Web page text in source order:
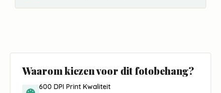
Waarom kiezen voor dit fotobehang?
600 DPI Print Kwaliteit